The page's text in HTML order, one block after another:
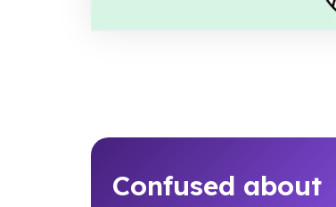
Confused about